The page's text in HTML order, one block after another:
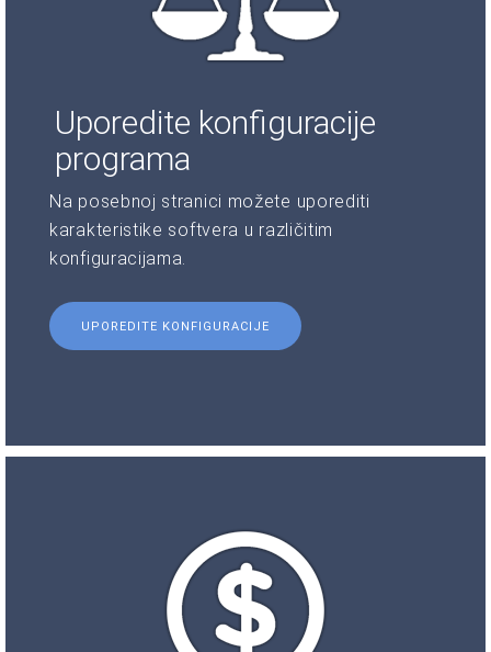
Uporedite konfiguracije
programa
Na posebnoj stranici možete uporediti
karakteristike softvera u različitim
konfiguracijama.
UPOREDITE KONFIGURACIJE